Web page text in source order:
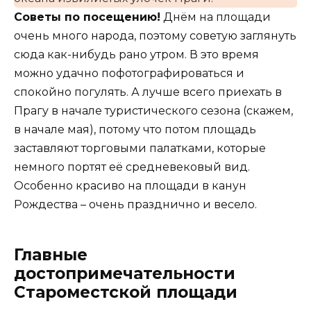
Советы по посещению! Днём на площади
очень много народа, поэтому советую заглянуть
сюда как-нибудь рано утром. В это время
можно удачно пофотографироваться и
спокойно погулять. А лучше всего приехать в
Прагу в начале туристического сезона (скажем,
в начале мая), потому что потом площадь
заставляют торговыми палатками, которые
немного портят её средневековый вид.
Особенно красиво на площади в канун
Рождества – очень празднично и весело.
Главные
достопримечательности
Староместской площади